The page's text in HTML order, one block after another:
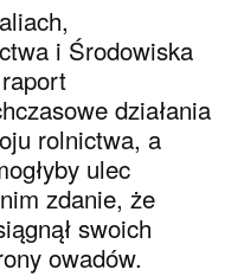
i Środowiska
działania
rolnictwa, a
ulec
zdanie, że
swoich
owadów.